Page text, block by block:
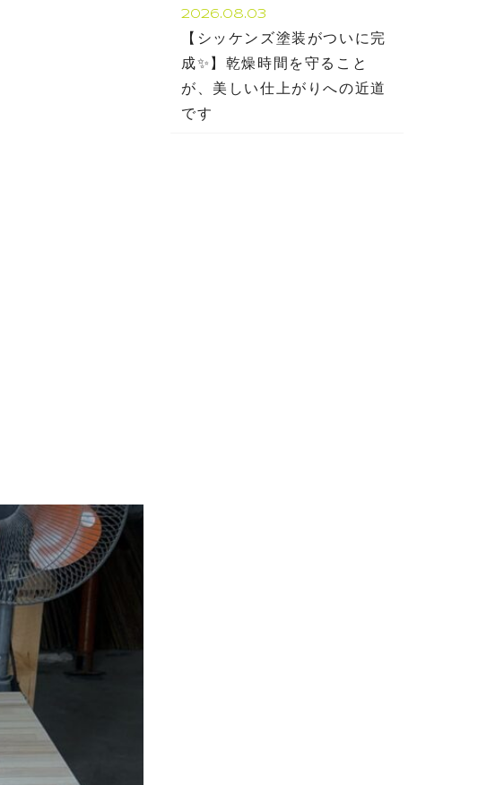
2026.08.03
【シッケンズ塗装がついに完
成✨】乾燥時間を守ること
が、美しい仕上がりへの近道
です